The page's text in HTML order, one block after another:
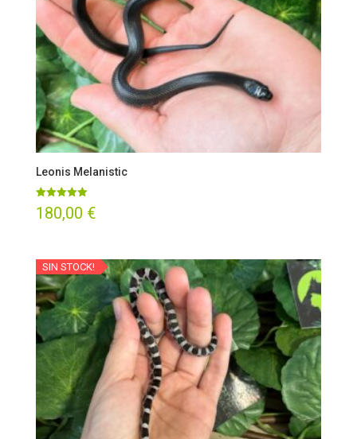
Leonis Melanistic
Valorado
con
180,00 €
SIN STOCK!